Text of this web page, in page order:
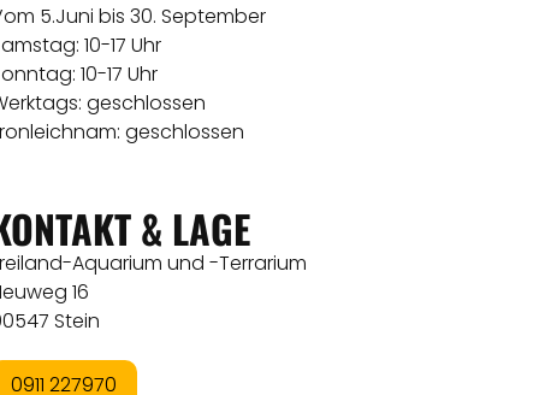
5.Juni bis 30. September
10-17 Uhr
10-17 Uhr
geschlossen
geschlossen
& LAGE
Aquarium und -Terrarium
16
Stein
0911 227970